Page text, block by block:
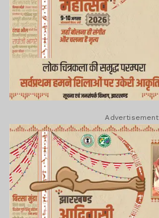
Advertisement